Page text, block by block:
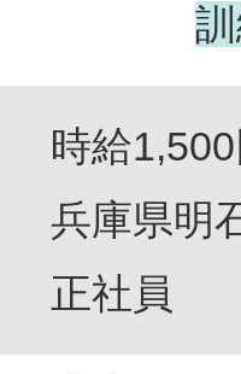
時給
兵庫県明
正社員